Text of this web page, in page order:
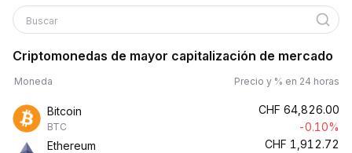
Buscar
Criptomonedas de mayor capitalización de mercado
Moneda Precio y % en 24 horas
Bitcoin
BTC
CHF 64,826.00
-0.10%
Ethereum
CHF 1,912.72